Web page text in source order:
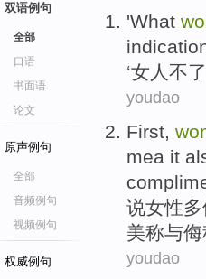
双语例句
全部
口语
书面语
论文
原声例句
全部
音频例句
视频例句
权威例句
'What
‘女人 不了
youdao
First,
mea it
说女性多
美称与
youdao